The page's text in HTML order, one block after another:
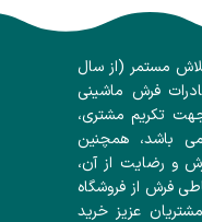
مستمر (از سال
فرش ماشینی
تکریم مشتری،
باشد، همچنین
و رضایت از آن،
فرش از فروشگاه
عزیز خرید